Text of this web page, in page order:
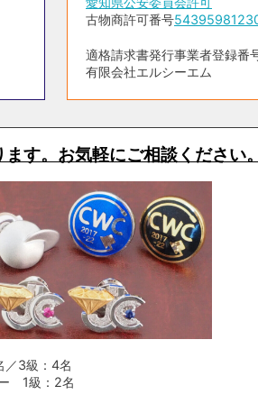
古物商許可番号
適格請求書発行事業者登録
有限会社エルシーエム
す。お気軽にご相談ください
3級：4名
1級：2名